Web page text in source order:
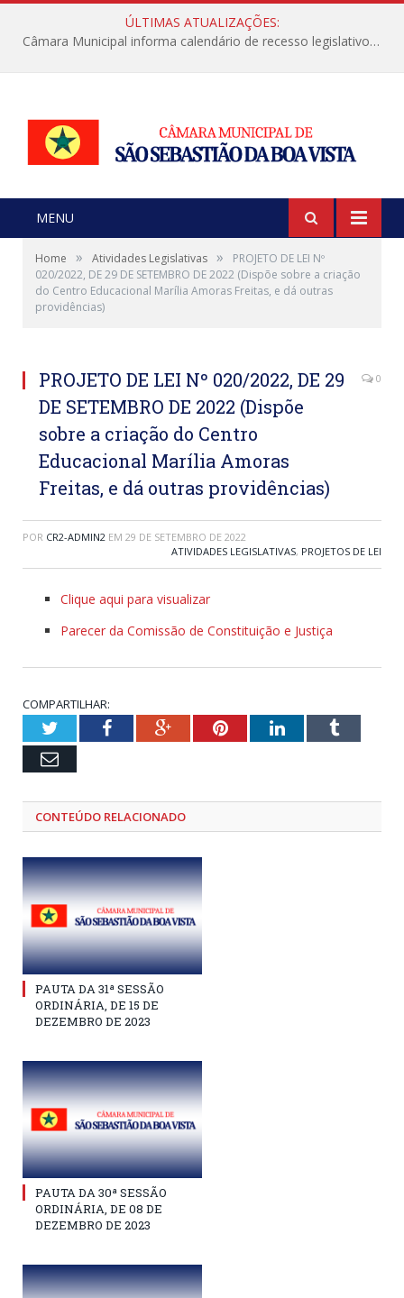
ÚLTIMAS ATUALIZAÇÕES:
Câmara Municipal informa calendário de recesso legislativo de julho
MENU
Home » Atividades Legislativas »
PROJETO DE LEI Nº
020/2022, DE 29 DE SETEMBRO DE 2022 (Dispõe sobre a criação
do Centro Educacional Marília Amoras Freitas, e dá outras
providências)
PROJETO DE LEI Nº 020/2022, DE 29
DE SETEMBRO DE 2022 (Dispõe
sobre a criação do Centro
Educacional Marília Amoras
Freitas, e dá outras providências)
0
POR CR2-ADMIN2 EM 29 DE SETEMBRO DE 2022
ATIVIDADES LEGISLATIVAS, PROJETOS DE LEI
Clique aqui para visualizar
Parecer da Comissão de Constituição e Justiça
COMPARTILHAR:
TwitterFacebookGoogle+PinterestLinkedInTumblr
Email
CONTEÚDO RELACIONADO
PAUTA DA 31ª SESSÃO
ORDINÁRIA, DE 15 DE
DEZEMBRO DE 2023
PAUTA DA 30ª SESSÃO
ORDINÁRIA, DE 08 DE
DEZEMBRO DE 2023